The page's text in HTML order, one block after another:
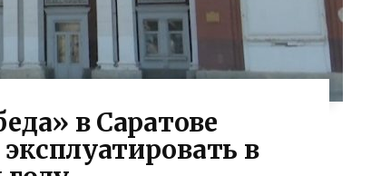
в Саратове
в